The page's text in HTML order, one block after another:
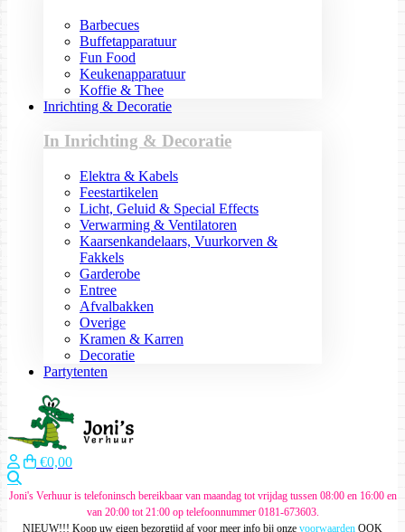
Barbecues
Buffetapparatuur
Fun Food
Keukenapparatuur
Koffie & Thee
Inrichting & Decoratie
In Inrichting & Decoratie
Elektra & Kabels
Feestartikelen
Licht, Geluid & Special Effects
Verwarming & Ventilatoren
Kaarsenkandelaars, Vuurkorven &
Fakkels
Garderobe
Entree
Afvalbakken
Overige
Kramen & Karren
Decoratie
Partytenten
€0,00
Joni's Verhuur is telefoninsch bereikbaar van maandag tot vrijdag tussen 08:00 en 16:00 en
van 20:00 tot 21:00 op telefoonnummer 0181-673603.
NIEUW!!! Koop uw eigen bezorgtijd af voor meer info bij onze voorwaarden OOK